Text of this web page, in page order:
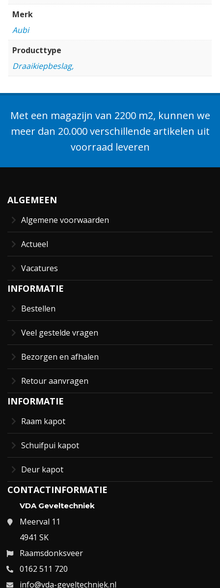
Merk
Aubi
Producttype
Draaikiepbeslag,
Met een magazijn van 2200 m2, kunnen we
meer dan 20.000 verschillende artikelen uit
voorraad leveren
ALGEMEEN
Algemene voorwaarden
Actueel
Vacatures
INFORMATIE
Bestellen
Veel gestelde vragen
Bezorgen en afhalen
Retour aanvragen
INFORMATIE
Raam kapot
Schuifpui kapot
Deur kapot
CONTACTINFORMATIE
VDA Geveltechniek
Meerval 11
4941 SK
Raamsdonksveer
0162 511 720
info@vda-geveltechniek.nl